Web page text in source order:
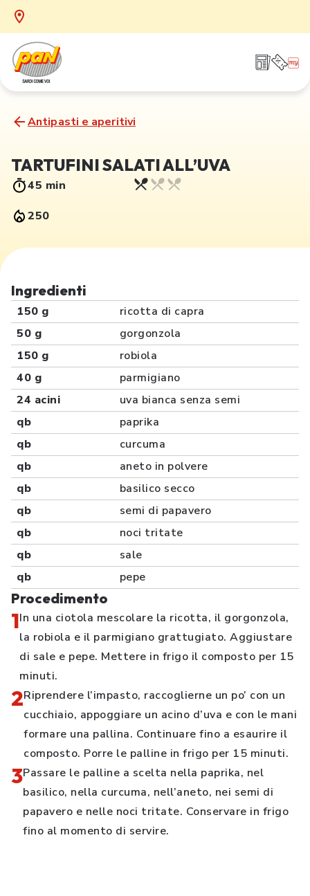
Antipasti e aperitivi
TARTUFINI SALATI ALL’UVA
45 min
250
Ingredienti
150 g
ricotta di capra
50 g
gorgonzola
150 g
robiola
40 g
parmigiano
24 acini
uva bianca senza semi
qb
paprika
qb
curcuma
qb
aneto in polvere
qb
basilico secco
qb
semi di papavero
qb
noci tritate
qb
sale
qb
pepe
Procedimento
1In una ciotola mescolare la ricotta, il gorgonzola,
la robiola e il parmigiano grattugiato. Aggiustare
di sale e pepe. Mettere in frigo il composto per 15
minuti.
2Riprendere l’impasto, raccoglierne un po’ con un
cucchiaio, appoggiare un acino d’uva e con le mani
formare una pallina. Continuare fino a esaurire il
composto. Porre le palline in frigo per 15 minuti.
3Passare le palline a scelta nella paprika, nel
basilico, nella curcuma, nell’aneto, nei semi di
papavero e nelle noci tritate. Conservare in frigo
fino al momento di servire.